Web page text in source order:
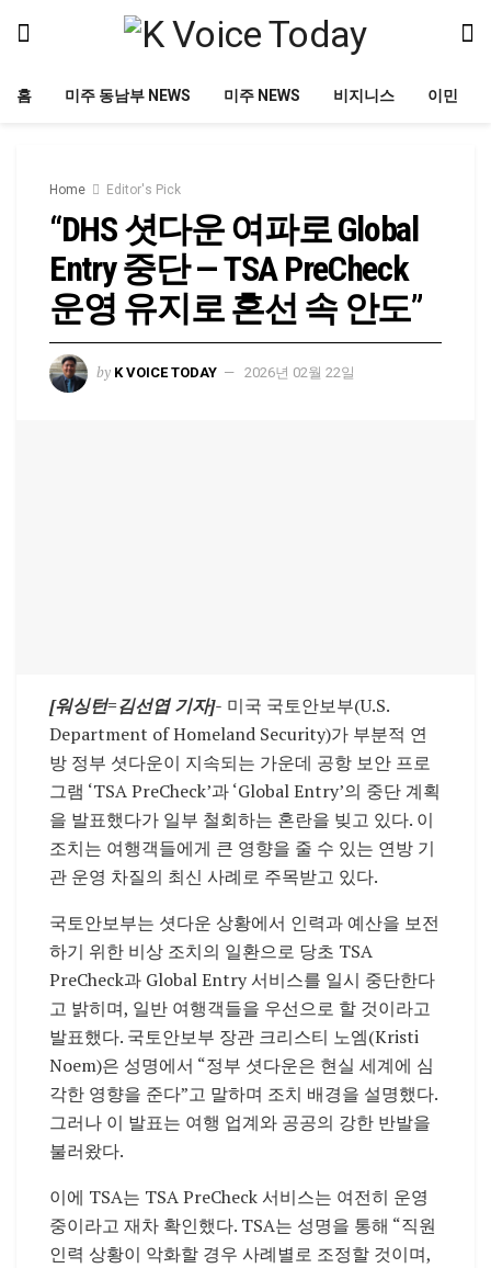
홈 미주 동남부 NEWS 미주 NEWS 비지니스 이민
Home Editor's Pick
“DHS 셧다운 여파로 Global
Entry 중단 — TSA PreCheck
운영 유지로 혼선 속 안도”
by K VOICE TODAY 2026년 02월 22일
[워싱턴=김선엽기자]- 미국 국토안보부(U.S.
Department of Homeland Security)가 부분적 연
방 정부 셧다운이 지속되는 가운데 공항 보안 프로
그램 ‘TSA PreCheck’과 ‘Global Entry’의 중단 계획
을 발표했다가 일부 철회하는 혼란을 빚고 있다. 이
조치는 여행객들에게 큰 영향을 줄 수 있는 연방 기
관 운영 차질의 최신 사례로 주목받고 있다.
국토안보부는 셧다운 상황에서 인력과 예산을 보전
하기 위한 비상 조치의 일환으로 당초 TSA
PreCheck과 Global Entry 서비스를 일시 중단한다
고 밝히며, 일반 여행객들을 우선으로 할 것이라고
발표했다. 국토안보부 장관 크리스티 노엠(Kristi
Noem)은 성명에서 “정부 셧다운은 현실 세계에 심
각한 영향을 준다”고 말하며 조치 배경을 설명했다.
그러나 이 발표는 여행 업계와 공공의 강한 반발을
불러왔다.
이에 TSA는 TSA PreCheck 서비스는 여전히 운영
중이라고 재차 확인했다. TSA는 성명을 통해 “직원
인력 상황이 악화할 경우 사례별로 조정할 것이며,